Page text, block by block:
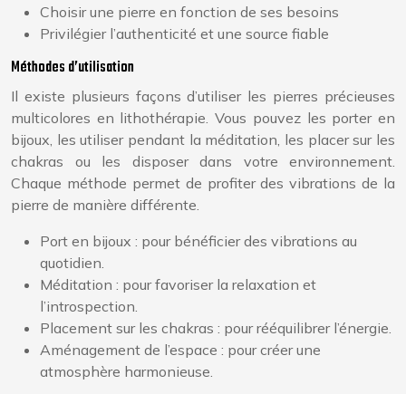
Choisir une pierre en fonction de ses besoins
Privilégier l’authenticité et une source fiable
Méthodes d’utilisation
Il existe plusieurs façons d’utiliser les pierres précieuses
multicolores en lithothérapie. Vous pouvez les porter en
bijoux, les utiliser pendant la méditation, les placer sur les
chakras ou les disposer dans votre environnement.
Chaque méthode permet de profiter des vibrations de la
pierre de manière différente.
Port en bijoux : pour bénéficier des vibrations au
quotidien.
Méditation : pour favoriser la relaxation et
l’introspection.
Placement sur les chakras : pour rééquilibrer l’énergie.
Aménagement de l’espace : pour créer une
atmosphère harmonieuse.